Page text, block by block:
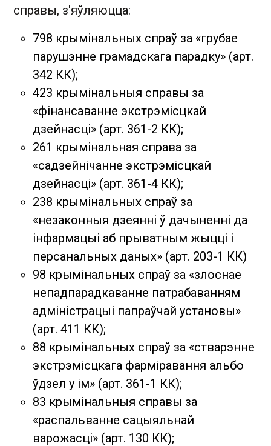
справы, з'яўляюцца:
798 крымінальных спраў за «грубае
парушэнне грамадскага парадку» (арт.
342 КК);
423 крымінальныя справы за
«фінансаванне экстрэмісцкай
дзейнасці» (арт. 361-2 КК);
261 крымінальная справа за
«садзейнічанне экстрэмісцкай
дзейнасці» (арт. 361-4 КК);
238 крымінальных спраў за
«незаконныя дзеянні ў дачыненні да
інфармацыі аб прыватным жыцці і
персанальных даных» (арт. 203-1 КК)
98 крымінальных спраў за «злоснае
непадпарадкаванне патрабаванням
адміністрацыі папраўчай установы»
(арт. 411 КК);
88 крымінальных спраў за «стварэнне
экстрэмісцкага фарміравання альбо
ўдзел у ім» (арт. 361-1 КК);
83 крымінальныя справы за
«распальванне сацыяльнай
варожасці» (арт. 130 КК);